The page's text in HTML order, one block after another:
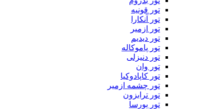
تور قونیه
تور آنکارا
تور ازمیر
تور دیدیم
تور پاموکاله
تور دنیزلی
تور وان
تور کاپادوکیا
تور چشمه ازمیر
تور ترابزون
تور بورسا